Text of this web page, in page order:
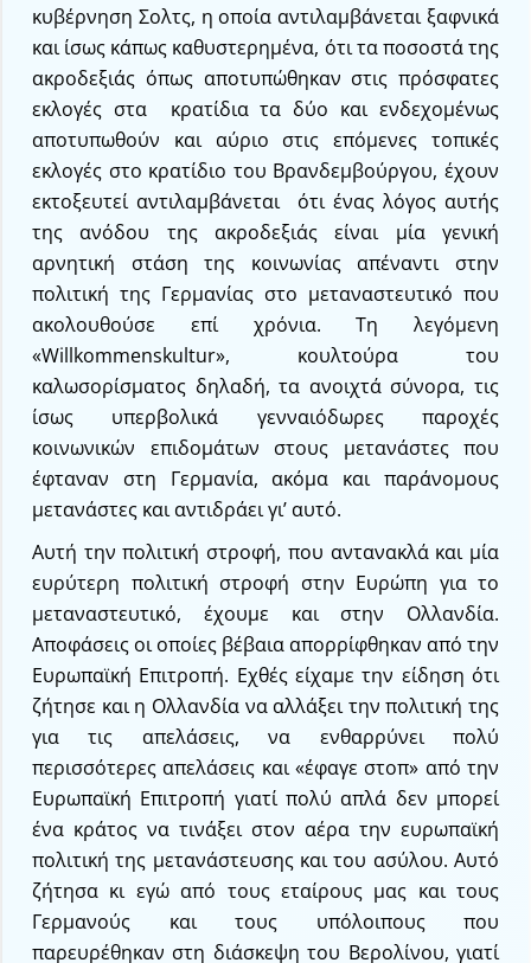
κυβέρνηση Σολτς, η οποία αντιλαμβάνεται ξαφνικά
και ίσως κάπως καθυστερημένα, ότι τα ποσοστά της
ακροδεξιάς όπως αποτυπώθηκαν στις πρόσφατες
εκλογές στα κρατίδια τα δύο και ενδεχομένως
αποτυπωθούν και αύριο στις επόμενες τοπικές
εκλογές στο κρατίδιο του Βρανδεμβούργου, έχουν
εκτοξευτεί αντιλαμβάνεται ότι ένας λόγος αυτής
της ανόδου της ακροδεξιάς είναι μία γενική
αρνητική στάση της κοινωνίας απέναντι στην
πολιτική της Γερμανίας στο μεταναστευτικό που
ακολουθούσε επί χρόνια. Τη λεγόμενη
«Willkommenskultur», κουλτούρα του
καλωσορίσματος δηλαδή, τα ανοιχτά σύνορα, τις
ίσως υπερβολικά γενναιόδωρες παροχές
κοινωνικών επιδομάτων στους μετανάστες που
έφταναν στη Γερμανία, ακόμα και παράνομους
μετανάστες και αντιδράει γι’ αυτό.
Αυτή την πολιτική στροφή, που αντανακλά και μία
ευρύτερη πολιτική στροφή στην Ευρώπη για το
μεταναστευτικό, έχουμε και στην Ολλανδία.
Αποφάσεις οι οποίες βέβαια απορρίφθηκαν από την
Ευρωπαϊκή Επιτροπή. Εχθές είχαμε την είδηση ότι
ζήτησε και η Ολλανδία να αλλάξει την πολιτική της
για τις απελάσεις, να ενθαρρύνει πολύ
περισσότερες απελάσεις και «έφαγε στοπ» από την
Ευρωπαϊκή Επιτροπή γιατί πολύ απλά δεν μπορεί
ένα κράτος να τινάξει στον αέρα την ευρωπαϊκή
πολιτική της μετανάστευσης και του ασύλου. Αυτό
ζήτησα κι εγώ από τους εταίρους μας και τους
Γερμανούς και τους υπόλοιπους που
παρευρέθηκαν στη διάσκεψη του Βερολίνου, γιατί